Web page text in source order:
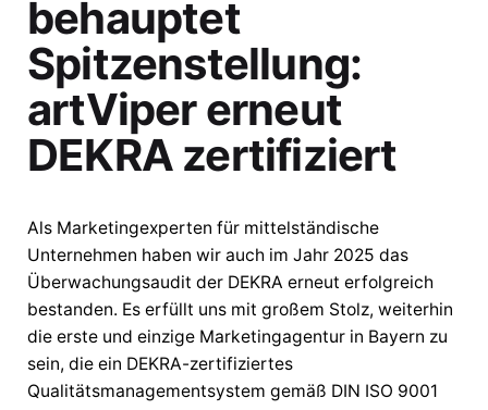
behauptet
Spitzenstellung:
artViper erneut
DEKRA zertifiziert
Als Marketingexperten für mittelständische
Unternehmen haben wir auch im Jahr 2025 das
Überwachungsaudit der DEKRA erneut erfolgreich
bestanden. Es erfüllt uns mit großem Stolz, weiterhin
die erste und einzige Marketingagentur in Bayern zu
sein, die ein DEKRA-zertifiziertes
Qualitätsmanagementsystem gemäß DIN ISO 9001